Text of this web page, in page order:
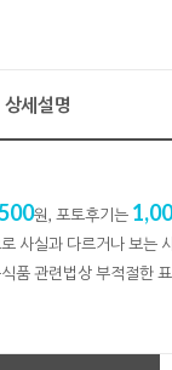
상세설명
원, 포토후기는
사실과 다르거나 보는
품 관련법상 부적절한